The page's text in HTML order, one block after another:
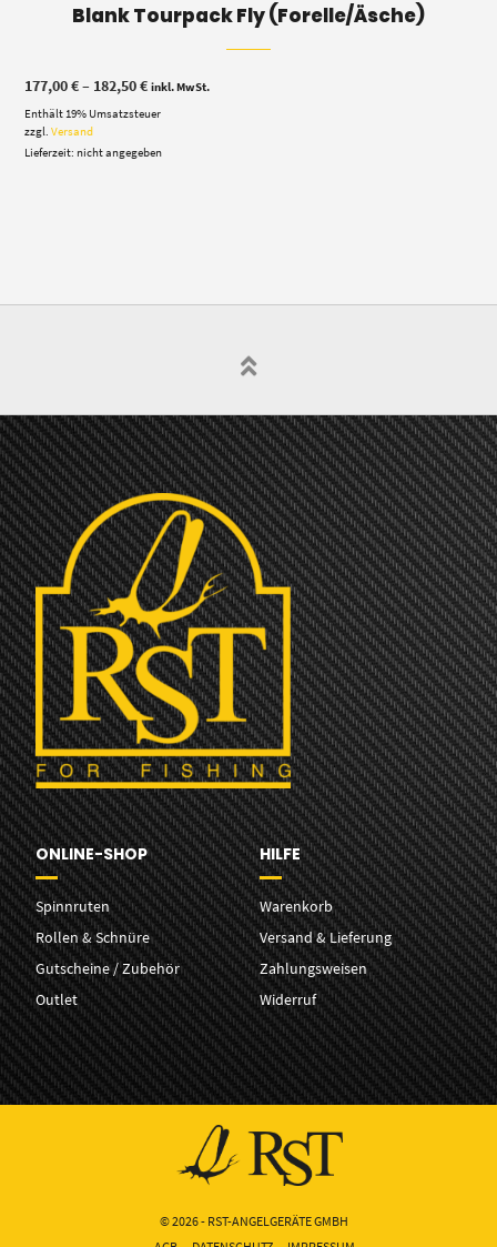
Blank Tourpack Fly (Forelle/Äsche)
177,00€– 182,50€Preisspanne:
bis
inkl. MwSt.
Enthält 19% Umsatzsteuer
zzgl.Versand
Lieferzeit: nicht angegeben
ONLINE-SHOP
Spinnruten
Rollen & Schnüre
Gutscheine / Zubehör
Outlet
HILFE
Warenkorb
Versand & Lieferung
Zahlungsweisen
Widerruf
© 2026 - RST-ANGELGERÄTE GMBH